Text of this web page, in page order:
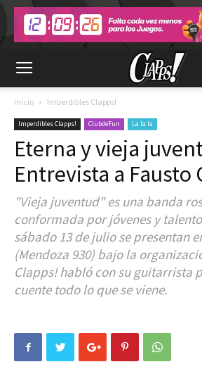
Inicio Imperdibles Clapps!
Imperdibles Clapps! ClubdeFun La la la
Eterna y vieja
Entrevista a Fausto
"Vieja juventud" es una banda
conformada por jóvenes y
sábado 13 de julio se presentan
(Mendoza 930) bajo la
Clapps! habló con su guitarrista
cuente todo lo que se viene.